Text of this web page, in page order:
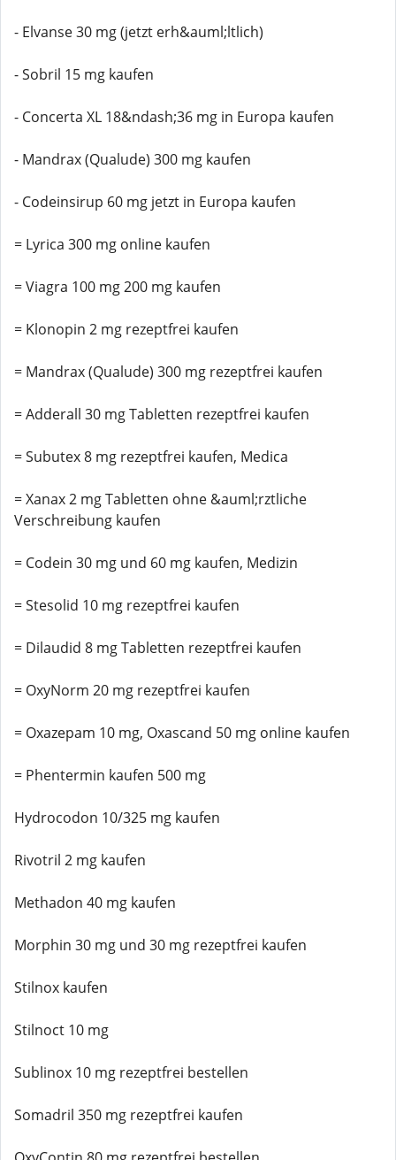
- Elvanse 30 mg (jetzt erh&auml;ltlich)
- Sobril 15 mg kaufen
- Concerta XL 18&ndash;36 mg in Europa kaufen
- Mandrax (Qualude) 300 mg kaufen
- Codeinsirup 60 mg jetzt in Europa kaufen
= Lyrica 300 mg online kaufen
= Viagra 100 mg 200 mg kaufen
= Klonopin 2 mg rezeptfrei kaufen
= Mandrax (Qualude) 300 mg rezeptfrei kaufen
= Adderall 30 mg Tabletten rezeptfrei kaufen
= Subutex 8 mg rezeptfrei kaufen, Medica
= Xanax 2 mg Tabletten ohne &auml;rztliche
Verschreibung kaufen
= Codein 30 mg und 60 mg kaufen, Medizin
= Stesolid 10 mg rezeptfrei kaufen
= Dilaudid 8 mg Tabletten rezeptfrei kaufen
= OxyNorm 20 mg rezeptfrei kaufen
= Oxazepam 10 mg, Oxascand 50 mg online kaufen
= Phentermin kaufen 500 mg
Hydrocodon 10/325 mg kaufen
Rivotril 2 mg kaufen
Methadon 40 mg kaufen
Morphin 30 mg und 30 mg rezeptfrei kaufen
Stilnox kaufen
Stilnoct 10 mg
Sublinox 10 mg rezeptfrei bestellen
Somadril 350 mg rezeptfrei kaufen